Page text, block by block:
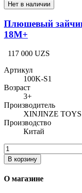
Нет в наличии
Плюшевый
18M+
117 000 UZS
Артикул
100K-S1
Возраст
3+
Производитель
XINJINZE TOYS
Производство
Китай
В корзину
О магазине